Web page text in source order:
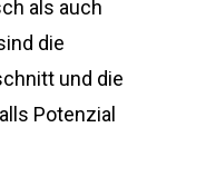
als auch
die
und die
Potenzial